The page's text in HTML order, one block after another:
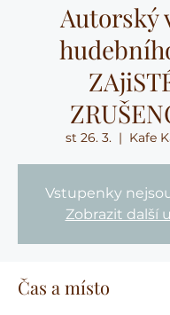
Autorský
st 26. 3.
  |
Kafe
Vstupenky
Zobrazit další
Čas a místo